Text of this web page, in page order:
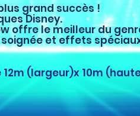
grand succès !
Disney.
offre le meilleur du
et effets
(largeur)x 10m